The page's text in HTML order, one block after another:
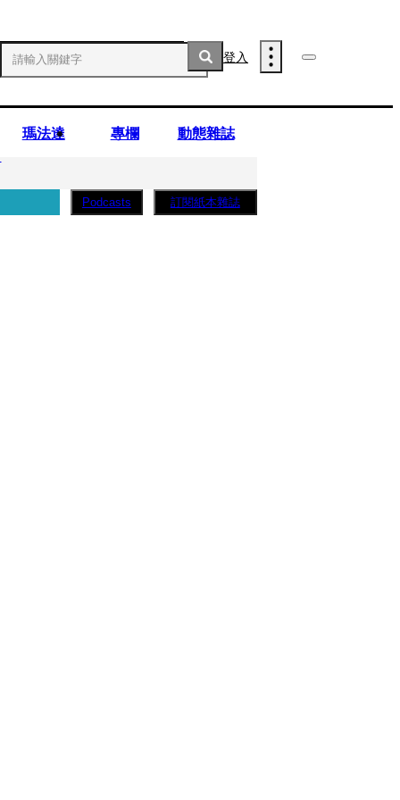
登入
瑪法達 專欄
動態雜誌
Podcasts 訂閱紙本雜誌